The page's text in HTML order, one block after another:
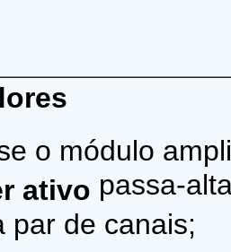
o módulo
ativo passa-
par de canais;